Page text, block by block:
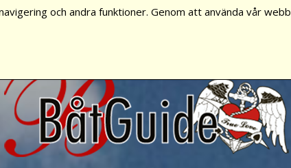
och andra funktioner. Genom att använda vår